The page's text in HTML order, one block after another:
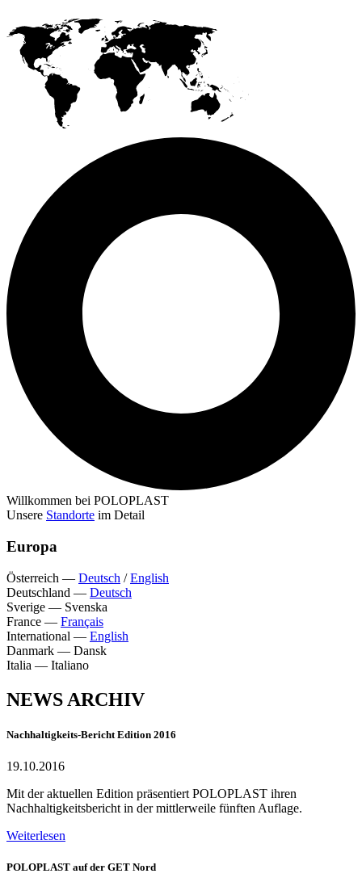
Willkommen bei POLOPLAST
Unsere Standorte im Detail
Europa
Österreich — Deutsch /English
Deutschland — Deutsch
Sverige — Svenska
France — Français
International — English
Danmark — Dansk
Italia — Italiano
NEWS ARCHIV
Nachhaltigkeits-Bericht Edition 2016
19.10.2016
Mit der aktuellen Edition präsentiert POLOPLAST ihren
Nachhaltigkeitsbericht in der mittlerweile fünften Auflage.
Weiterlesen
POLOPLAST auf der GET Nord